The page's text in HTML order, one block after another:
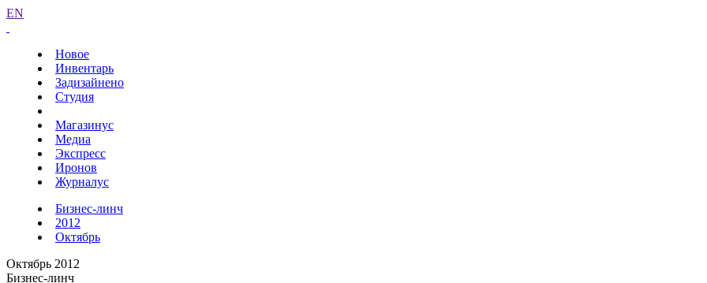
EN
Новое
Инвентарь
Задизайнено
Студия
Магазинус
Медиа
Экспресс
Иронов
Журналус
Бизнес-линч
2012
Октябрь
Октябрь 2012
Бизнес-линч